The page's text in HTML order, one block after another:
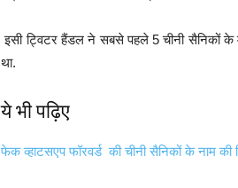
इसी ट्विटर हैंडल ने सबसे पहले 5 चीनी सैनिकों के
था.
ये भी पढ़िए
फेक व्हाटसएप फॉरवर्ड की चीनी सैनिकों के नाम की